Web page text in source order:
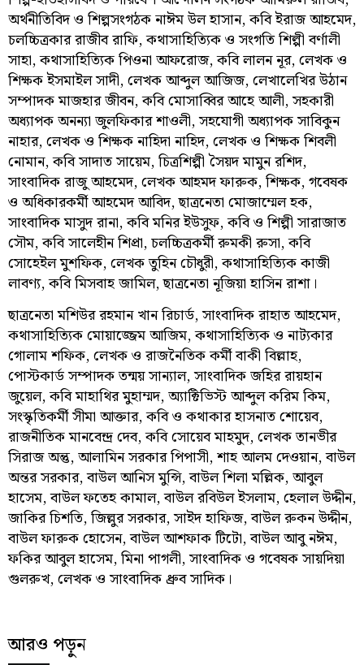
অর্থনীতিবিদ ও শিল্পসংগঠক নাঈম উল হাসান, কবি ইরাজ আহমেদ,
চলচ্চিত্রকার রাজীব রাফি, কথাসাহিত্যিক ও সংগতি শিল্পী বর্ণালী
সাহা, কথাসাহিত্যিক পিওনা আফরোজ, কবি লালন নূর, লেখক ও
শিক্ষক ইসমাইল সাদী, লেখক আব্দুল আজিজ, লেখালেখির উঠান
সম্পাদক মাজহার জীবন, কবি মোসাব্বির আহে আলী, সহকারী
অধ্যাপক অনন‍্যা জুলফিকার শাওলী, সহযোগী অধ্যাপক সাবিকুন
নাহার, লেখক ও শিক্ষক নাহিদা নাহিদ, লেখক ও শিক্ষক শিবলী
নোমান, কবি সাদাত সায়েম, চিত্রশিল্পী সৈয়দ মামুন রশিদ,
সাংবাদিক রাজু আহমেদ, লেখক আহমদ ফারুক, শিক্ষক, গবেষক
ও অধিকারকর্মী আহমেদ আবিদ, ছাত্রনেতা মোজাম্মেল হক,
সাংবাদিক মাসুদ রানা, কবি মনির ইউসুফ, কবি ও শিল্পী সারাজাত
সৌম, কবি সালেহীন শিপ্রা, চলচ্চিত্রকর্মী রুমকী রুসা, কবি
সোহেইল মুশফিক, লেখক তুহিন চৌধুরী, কথাসাহিত্যিক কাজী
লাবণ্য, কবি মিসবাহ জামিল, ছাত্রনেতা নূজিয়া হাসিন রাশা।
ছাত্রনেতা মশিউর রহমান খান রিচার্ড, সাংবাদিক রাহাত আহমেদ,
কথাসাহিত্যিক মোয়াজ্জেম আজিম, কথাসাহিত্যিক ও নাট্যকার
গোলাম শফিক, লেখক ও রাজনৈতিক কর্মী বাকী বিল্লাহ,
পোস্টকার্ড সম্পাদক তন্ময় সান্যাল, সাংবাদিক জহির রায়হান
জুয়েল, কবি মাহাথির মুহাম্মদ, অ্যাক্টিভিস্ট আব্দুল করিম কিম,
সংস্কৃতিকর্মী সীমা আক্তার, কবি ও কথাকার হাসনাত শোয়েব,
রাজনীতিক মানবেন্দ্র দেব, কবি সোয়েব মাহমুদ, লেখক তানভীর
সিরাজ অন্তু, আলামিন সরকার পিপাসী, শাহ আলম দেওয়ান, বাউল
অন্তর সরকার, বাউল আনিস মুন্সি, বাউল শিলা মল্লিক, আবুল
হাসেম, বাউল ফতেহ কামাল, বাউল রবিউল ইসলাম, হেলাল উদ্দীন,
জাকির চিশতি, জিল্লুর সরকার, সাইদ হাফিজ, বাউল রুকন উদ্দীন,
বাউল ফারুক হোসেন, বাউল আশফাক টিটো, বাউল আবু নঈম,
ফকির আবুল হাসেম, মিনা পাগলী, সাংবাদিক ও গবেষক সায়দিয়া
গুলরুখ, লেখক ও সাংবাদিক ধ্রুব সাদিক।
আরও পড়ুন